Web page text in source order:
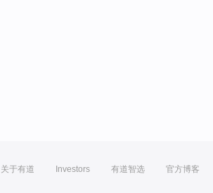
关于有道 Investors 有道智选 官方博客